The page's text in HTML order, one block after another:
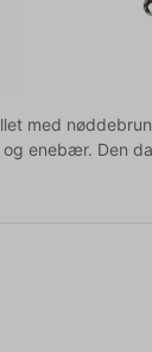
med
og enebær. Den